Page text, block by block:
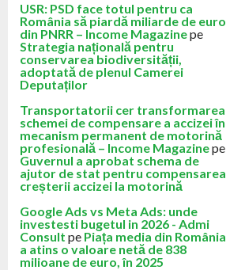
USR: PSD face totul pentru ca
România să piardă miliarde de euro
din PNRR – Income Magazinepe
Strategia națională pentru
conservarea biodiversității,
adoptată de plenul Camerei
Deputaților
Transportatorii cer transformarea
schemei de compensare a accizei în
mecanism permanent de motorină
profesională – Income Magazinepe
Guvernul a aprobat schema de
ajutor de stat pentru compensarea
creșterii accizei la motorină
Google Ads vs Meta Ads: unde
investesti bugetul in 2026 - Admi
Consult pe Piața media din România
a atins o valoare netă de 838
milioane de euro, în 2025